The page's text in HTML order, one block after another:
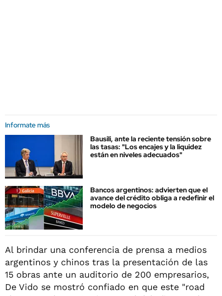
Informate más
Bausili, ante la reciente tensión sobre
las tasas: "Los encajes y la liquidez
están en niveles adecuados"
Bancos argentinos: advierten que el
avance del crédito obliga a redefinir el
modelo de negocios
Al brindar una conferencia de prensa a medios
argentinos y chinos tras la presentación de las
15 obras ante un auditorio de 200 empresarios,
De Vido se mostró confiado en que este "road